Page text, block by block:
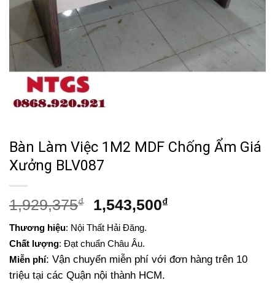
Bàn Làm Việc 1M2 MDF Chống Ẩm Giá
Xưởng BLV087
1,929,375₫
Giá
là:
1,929,375₫.
1,543,500₫Giá
1,543,500₫.
Thương hiệu: Nội Thất Hải Đăng.
Chất lượng: Đạt chuẩn Châu Âu.
Miễn phí: Vận chuyển miễn phí với đơn hàng trên 10
triệu tại các Quận nội thành HCM.